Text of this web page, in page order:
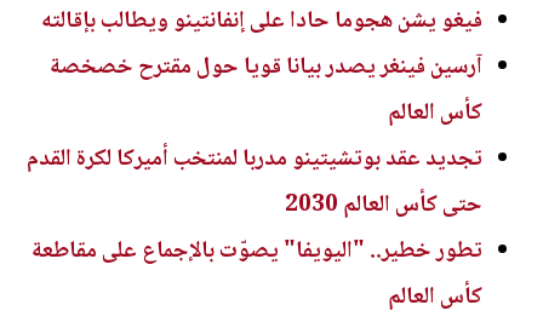
فيغو يشن هجوما حادا على إنفانتينو ويطالب بإقالته
آرسين فينغر يصدر بيانا قويا حول مقترح خصخصة
كأس العالم
تجديد عقد بوتشيتينو مدربا لمنتخب أميركا لكرة القدم
حتى كأس العالم 2030
تطور خطير.. "اليويفا" يصوّت بالإجماع على مقاطعة
كأس العالم